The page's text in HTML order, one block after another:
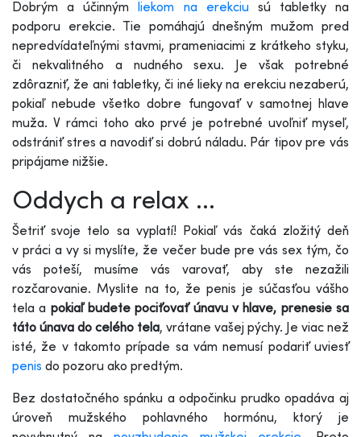
Dobrým a účinnýmliekom na erekciusú tabletky na
podporu erekcie. Tie pomáhajú dnešným mužom pred
nepredvídateľnými stavmi, prameniacimi z krátkeho styku,
či nekvalitného a nudného sexu. Je však potrebné
zdôrazniť, že ani tabletky, či iné lieky na erekciu nezaberú,
pokiaľ nebude všetko dobre fungovať v samotnej hlave
muža. V rámci toho ako prvé je potrebné uvoľniť myseľ,
odstrániť stres a navodiť si dobrú náladu. Pár tipov pre vás
pripájame nižšie.
Oddych a relax ...
Šetriť svoje telo sa vyplatí! Pokiaľ vás čaká zložitý deň
v práci a vy si myslíte, že večer bude pre vás sex tým, čo
vás poteší, musíme vás varovať, aby ste nezažili
rozčarovanie. Myslite na to, že penis je súčasťou vášho
tela a pokiaľ budete pociťovať únavu v hlave, prenesie sa
táto únava do celého tela, vrátane vašej pýchy. Je viac než
isté, že v takomto prípade sa vám nemusí podariť uviesť
penis do pozoru ako predtým.
Bez dostatočného spánku a odpočinku prudko opadáva aj
úroveň mužského pohlavného hormónu, ktorý je